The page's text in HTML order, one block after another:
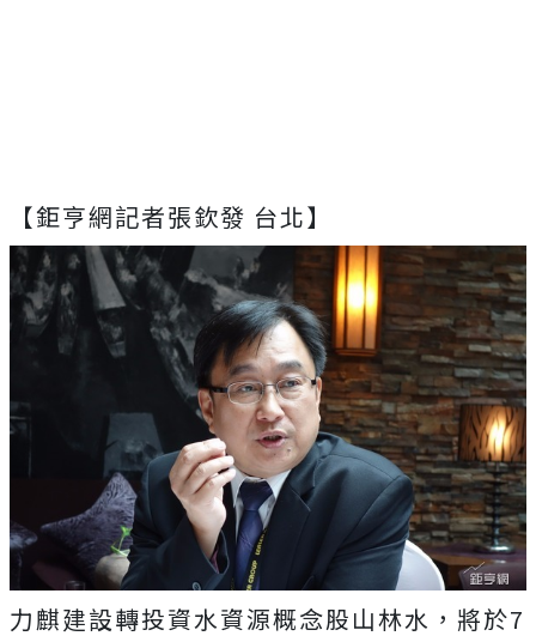
【鉅亨網記者張欽發 台北】
力麒建設轉投資水資源概念股山林水，將於7